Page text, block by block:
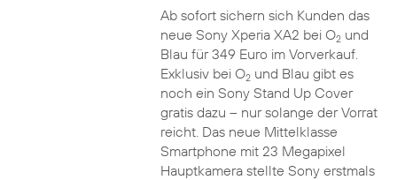
Ab sofort sichern sich Kunden das
neue Sony Xperia XA2 bei O2und
Blau für 349 Euro im Vorverkauf.
Exklusiv bei O2und Blau gibt es
noch ein Sony Stand Up Cover
gratis dazu – nur solange der Vorrat
reicht. Das neue Mittelklasse
Smartphone mit 23 Megapixel
Hauptkamera stellte Sony erstmals